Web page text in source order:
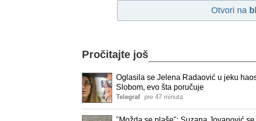
Otvori na
Pročitajte još
Oglasila se Jelena Radaović u jeku
Slobom, evo šta poručuje
Telegraf pre 47 minuta